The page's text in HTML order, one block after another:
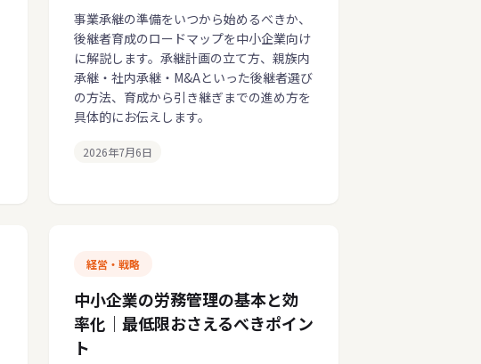
事業承継の準備をいつから始めるべきか、
後継者育成のロードマップを中小企業向け
に解説します。承継計画の立て方、親族内
承継・社内承継・M&Aといった後継者選び
の方法、育成から引き継ぎまでの進め方を
具体的にお伝えします。
2026年7月6日
経営・戦略
中小企業の労務管理の基本と効
率化｜最低限おさえるべきポイン
ト